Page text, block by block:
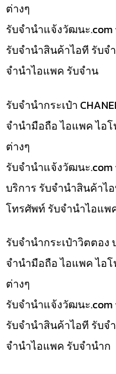
ต่างๆ
รับจํานําแจ้งวัฒนะ.com
รับจำนำสินค้าไอที รับจ
จำนำไอแพค รับจำน
รับจำนำกระเป๋า
จำนำมือถือ ไอแพค ไอ
ต่างๆ
รับจํานําแจ้งวัฒนะ.com
บริการ รับจำนำสินค้าไ
โทรศัพท์ รับจำนำไอแพ
รับจำนำกระเป๋าวิตตอง
จำนำมือถือ ไอแพค ไอ
ต่างๆ
รับจํานําแจ้งวัฒนะ.com
รับจำนำสินค้าไอที รับจ
จำนำไอแพค รับจำนำก